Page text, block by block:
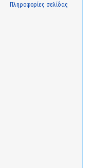
Πληροφορίες σελίδας